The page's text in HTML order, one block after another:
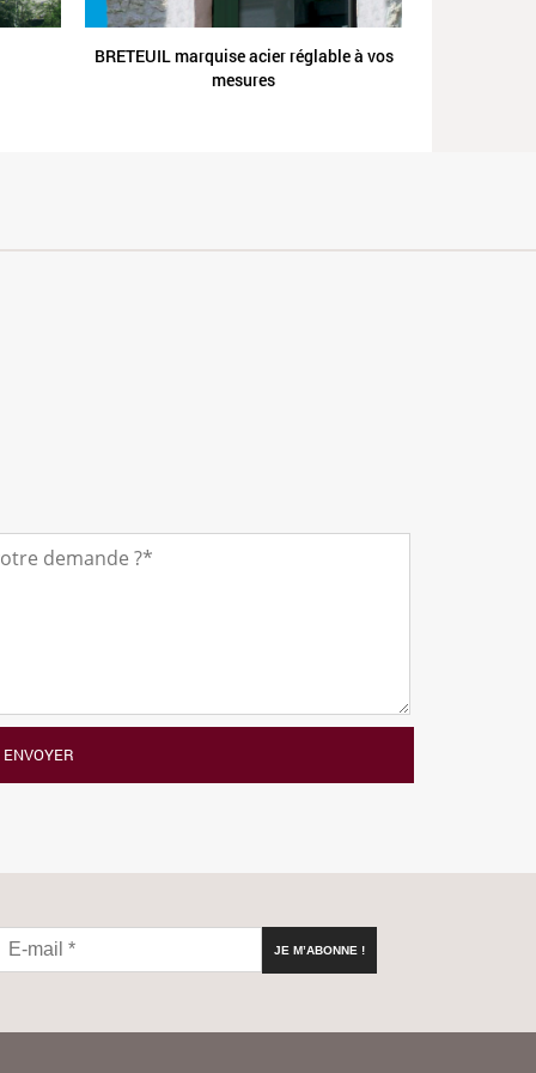
BRETEUIL marquise acier réglable à vos
mesures